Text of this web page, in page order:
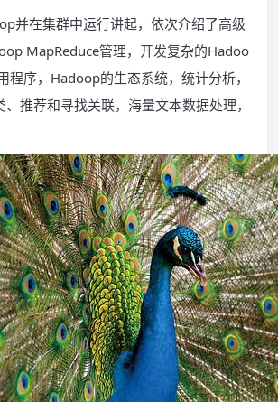
并在集群中运行讲起，依次介绍了高级
MapReduce管理，开发复杂的Hadoo
程序，Hadoop的生态系统，统计分析，
推荐和寻找关联，海量文本数据处理，